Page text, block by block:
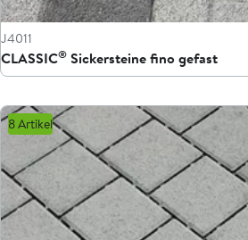
J4011
CLASSIC® Sickersteine fino gefast
8 Artikel